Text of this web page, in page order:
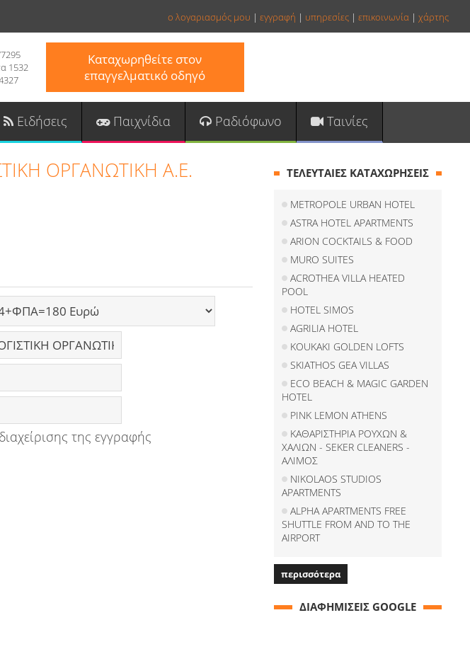
ο λογαριασμός μου | εγγραφή | υπηρεσίες | επικοινωνία | χάρτης
1532
Καταχωρηθείτε στον
επαγγελματικό οδηγό
Ειδήσεις Παιχνίδια Ραδιόφωνο Ταινίες
ΟΡΓΑΝΩΤΙΚΗ A.E.
της εγγραφής
ΤΕΛΕΥΤΑΙΕΣ ΚΑΤΑΧΩΡΗΣΕΙΣ
METROPOLE URBAN HOTEL
ASTRA HOTEL APARTMENTS
ARION COCKTAILS & FOOD
MURO SUITES
ACROTHEA VILLA HEATED
POOL
HOTEL SIMOS
AGRILIA HOTEL
KOUKAKI GOLDEN LOFTS
SKIATHOS GEA VILLAS
ECO BEACH & MAGIC GARDEN
HOTEL
PINK LEMON ATHENS
ΚΑΘΑΡΙΣΤΗΡΙΑ ΡΟΥΧΩΝ &
ΧΑΛΙΩΝ - SEKER CLEANERS -
ΑΛΙΜΟΣ
NIKOLAOS STUDIOS
APARTMENTS
ALPHA APARTMENTS FREE
SHUTTLE FROM AND TO THE
AIRPORT
περισσότερα
ΔΙΑΦΗΜΙΣΕΙΣ GOOGLE